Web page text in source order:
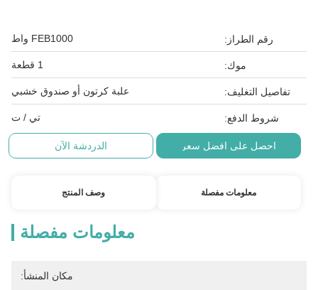
رقم الطراز: FEB1000 واط
موك: 1 قطعة
تفاصيل التغليف: علبة كرتون أو صندوق خشبي
شروط الدفع: تي / ت
احصل على افضل سعر الدردشة الآن
معلومات مفصلة وصف المنتج
معلومات مفصلة
مكان المنشأ: